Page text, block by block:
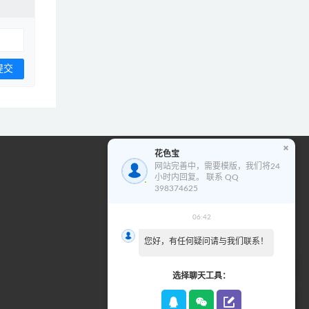
花色宝模版使用教程
视
器
00:00
花色宝
网站完善中，需要模版，我们将24
小时内回复。 联系 QQ
398374625
06:42
您好，有任何疑问请与我们联系！
选择聊天工具：